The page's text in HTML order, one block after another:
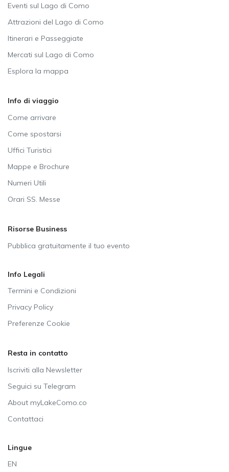
Eventi sul Lago di Como
Attrazioni del Lago di Como
Itinerari e Passeggiate
Mercati sul Lago di Como
Esplora la mappa
Info di viaggio
Come arrivare
Come spostarsi
Uffici Turistici
Mappe e Brochure
Numeri Utili
Orari SS. Messe
Risorse Business
Pubblica gratuitamente il tuo evento
Info Legali
Termini e Condizioni
Privacy Policy
Preferenze Cookie
Resta in contatto
Iscriviti alla Newsletter
Seguici su Telegram
About myLakeComo.co
Contattaci
Lingue
EN